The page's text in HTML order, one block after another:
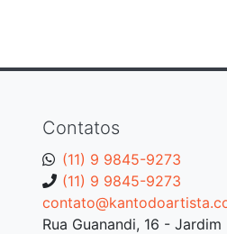
Contatos
(11) 9 9845-9273
(11) 9 9845-9273
Rua Guanandi, 16 - Jardim